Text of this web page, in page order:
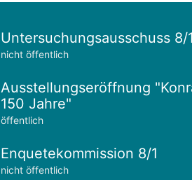
Untersuchungsausschuss 8/1
nicht öffentlich
Ausstellungseröffnung
150 Jahre"
öffentlich
Enquetekommission 8/1
nicht öffentlich